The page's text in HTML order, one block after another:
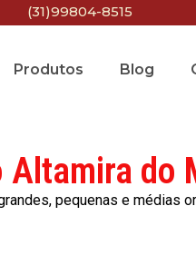
(31)99804-8515
Produtos Blog
do
pequenas e médias